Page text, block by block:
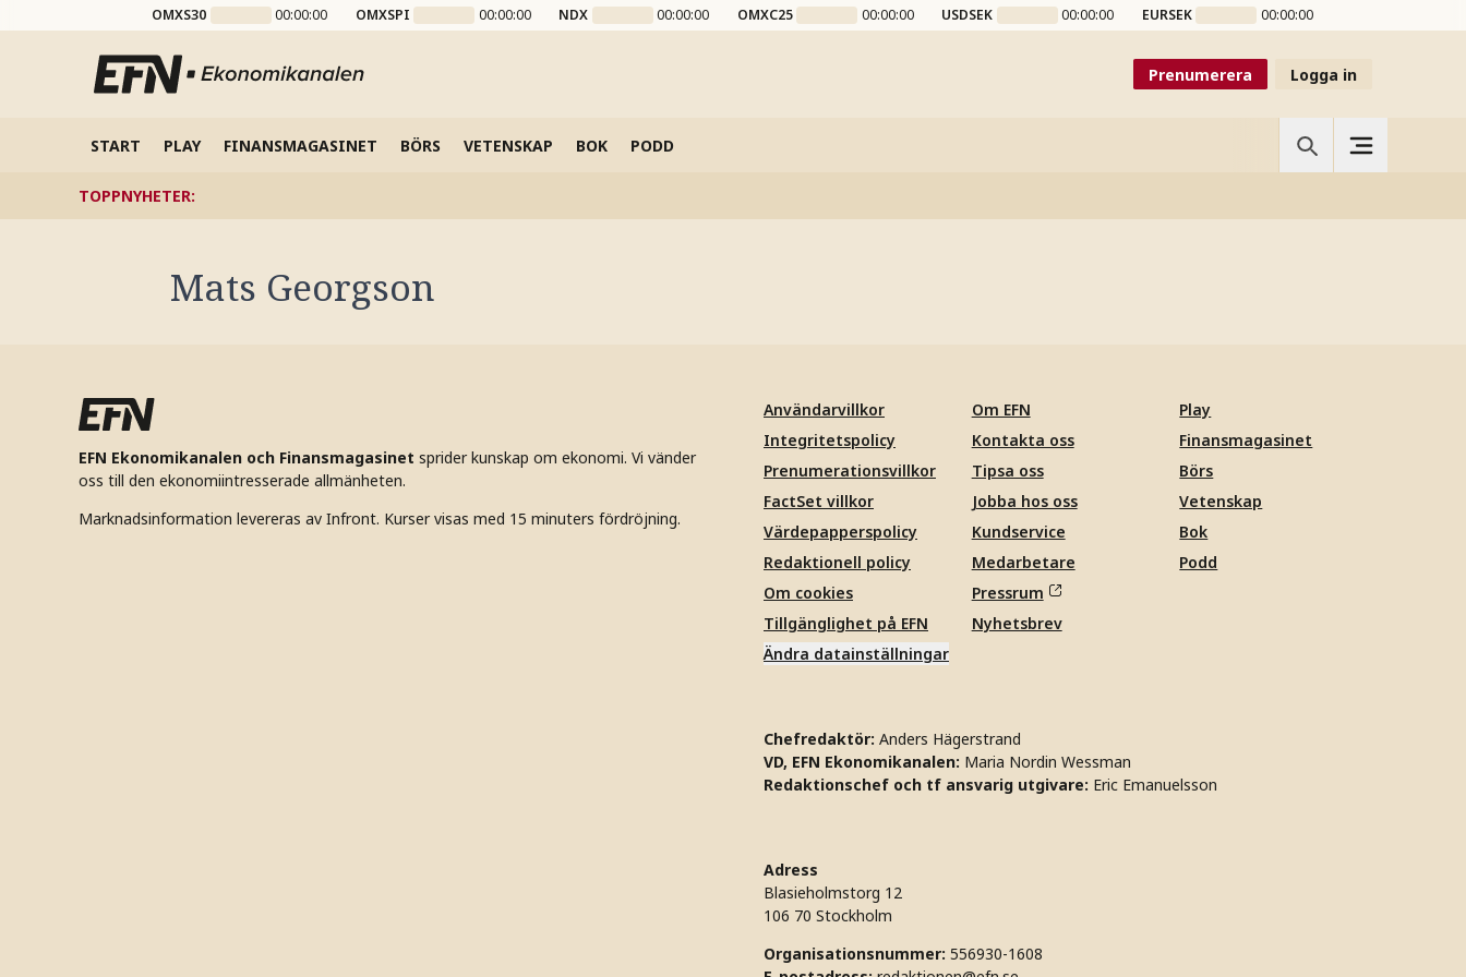
OMXS30 00:00:00 OMXSPI 00:00:00 NDX 00:00:00 OMXC25 00:00:00 USDSEK 00:00:00 EURSEK 00:00:00
Prenumerera Logga in
START PLAY FINANSMAGASINET BÖRS VETENSKAP BOK PODD
TOPPNYHETER:
Mats Georgson
EFN Ekonomikanalen och Finansmagasinet sprider kunskap om ekonomi. Vi vänder
oss till den ekonomiintresserade allmänheten.
Marknadsinformation levereras av Infront. Kurser visas med 15 minuters fördröjning.
Användarvillkor
Integritetspolicy
Prenumerationsvillkor
FactSet villkor
Värdepapperspolicy
Redaktionell policy
Om cookies
Tillgänglighet på EFN
Ändra datainställningar
Om EFN
Kontakta oss
Tipsa oss
Jobba hos oss
Kundservice
Medarbetare
Pressrum
Nyhetsbrev
Play
Finansmagasinet
Börs
Vetenskap
Bok
Podd
Chefredaktör: Anders Hägerstrand
VD, EFN Ekonomikanalen: Maria Nordin Wessman
Redaktionschef och tf ansvarig utgivare: Eric Emanuelsson
Adress
Blasieholmstorg 12
106 70 Stockholm
Organisationsnummer: 556930-1608